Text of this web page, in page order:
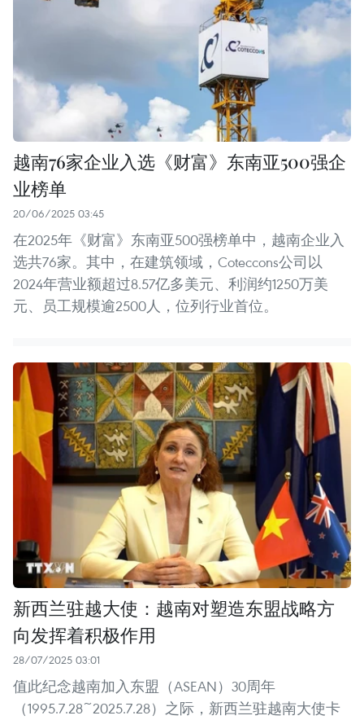
越南76家企业入选《财富》东南亚500强企
业榜单
20/06/2025 03:45
在2025年《财富》东南亚500强榜单中，越南企业入
选共76家。其中，在建筑领域，Coteccons公司以
2024年营业额超过8.57亿多美元、利润约1250万美
元、员工规模逾2500人，位列行业首位。
新西兰驻越大使：越南对塑造东盟战略方
向发挥着积极作用
28/07/2025 03:01
值此纪念越南加入东盟（ASEAN）30周年
（1995.7.28~2025.7.28）之际，新西兰驻越南大使卡